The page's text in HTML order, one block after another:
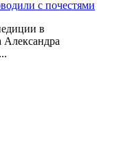
с почестями
в
Александра